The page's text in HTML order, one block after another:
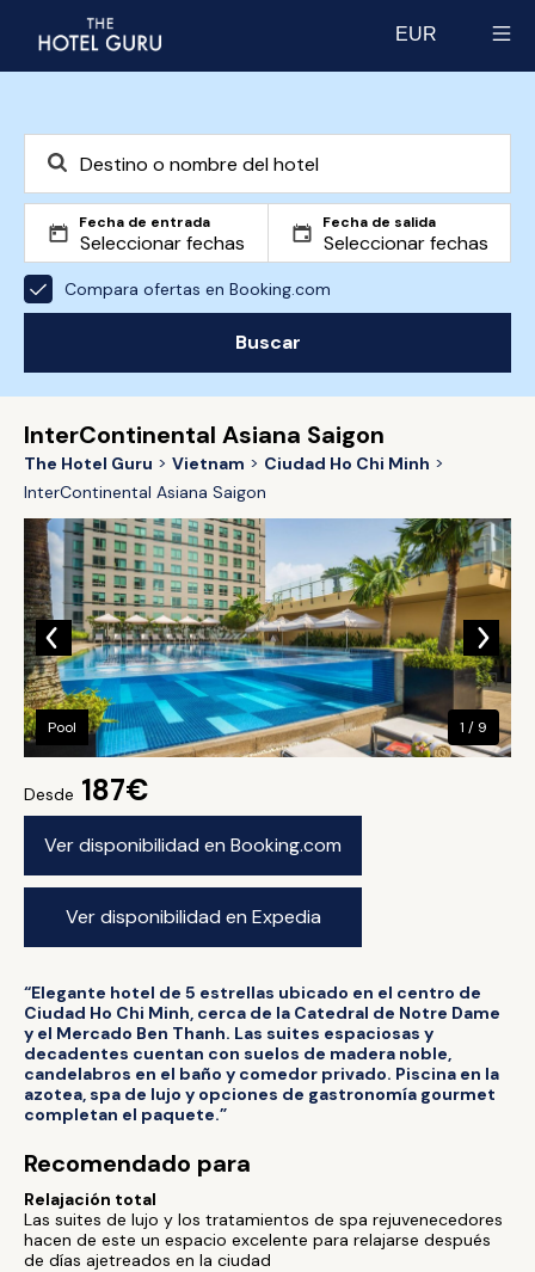
EUR
Fecha de entrada Fecha de salida
Compara ofertas en Booking.com
Buscar
InterContinental Asiana Saigon
The Hotel Guru Vietnam
Ciudad Ho Chi Minh
InterContinental Asiana Saigon
Desde 187€
Ver disponibilidad en Booking.com
Ver disponibilidad en Expedia
Pool 1 / 9
“Elegante hotel de 5 estrellas ubicado en el centro de
Ciudad Ho Chi Minh, cerca de la Catedral de Notre Dame
y el Mercado Ben Thanh. Las suites espaciosas y
decadentes cuentan con suelos de madera noble,
candelabros en el baño y comedor privado. Piscina en la
azotea, spa de lujo y opciones de gastronomía gourmet
completan el paquete.”
Recomendado para
Relajación total
Las suites de lujo y los tratamientos de spa rejuvenecedores
hacen de este un espacio excelente para relajarse después
de días ajetreados en la ciudad